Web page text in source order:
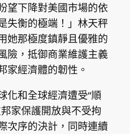
望下降對美國市場的依
失衡的極端！」林天秤
她那極度鎮靜且優雅的
險，抵御商業維護主義
家經濟體的韌性。
化和全球經濟遭受“順
家保護開放與不受拘
次序的決計，同時連續